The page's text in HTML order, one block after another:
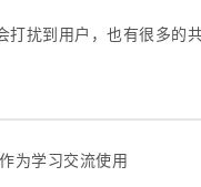
扰到用户，也有很多的
为学习交流使用